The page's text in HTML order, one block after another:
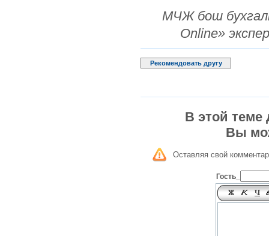
МЧЖ бош
Online»
Рекомендовать другу
В этой теме
Вы
Оставляя свой
Гость_